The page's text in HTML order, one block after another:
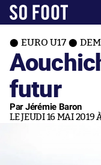
EURO U17
futur
Par Jérémie Baron
LE JEUDI 16 MAI 2019